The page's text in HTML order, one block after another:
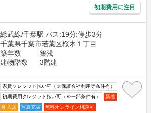
初期費用に注目
総武線/千葉駅 バス:19分:停歩3分
千葉県千葉市若葉区桜木１丁目
築年数
築浅
建物階数
3階建
家賃クレジット払い可（※保証会社利用等条件有）
初期費用クレジット払い可（※一部条件有）
新着
即入居
写真充実
無料オンライン相談可